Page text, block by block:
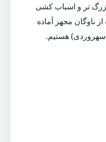
تر و اسباب کشی
ناوگان مجهز آماده
سهروردی) هستیم.